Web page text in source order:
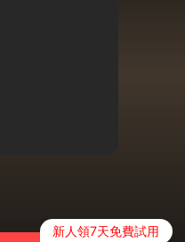
新人領7天免費試用